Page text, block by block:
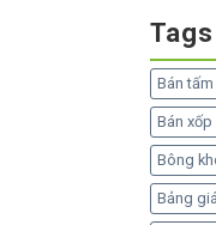
Tags
Bán
Bán
Bông
Bảng